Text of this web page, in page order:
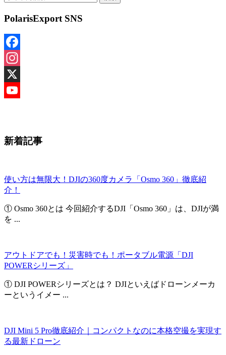
PolarisExport SNS
Facebook
Instagram
X
新着記事
使い方は無限大！DJIの360度カメラ「Osmo 360」徹底紹
介！
① Osmo 360とは 今回紹介するDJI「Osmo 360」は、DJIが満
を ...
アウトドアでも！災害時でも！ポータブル電源「DJI
POWERシリーズ」
① DJI POWERシリーズとは？ DJIといえばドローンメーカ
ーというイメー ...
DJI Mini 5 Pro徹底紹介｜コンパクトなのに本格空撮を実現す
る最新ドローン